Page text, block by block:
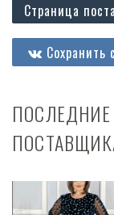
Страница
Сохранить